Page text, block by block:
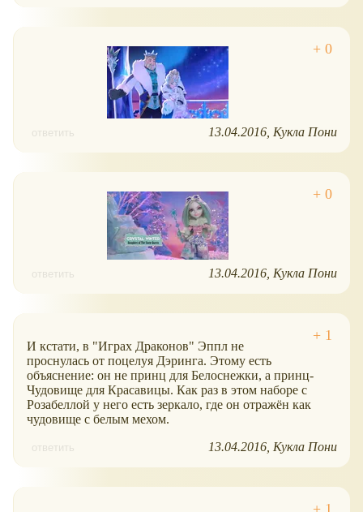
ответить 13.04.2016 Кукла Пони
ответить 13.04.2016 Кукла Пони
И кстати, в "Играх Драконов" Эппл не
проснулась от поцелуя Дэринга. Этому есть
объяснение: он не принц для Белоснежки, а принц-
Чудовище для Красавицы. Как раз в этом наборе с
Розабеллой у него есть зеркало, где он отражён как
чудовище с белым мехом.
ответить 13.04.2016 Кукла Пони